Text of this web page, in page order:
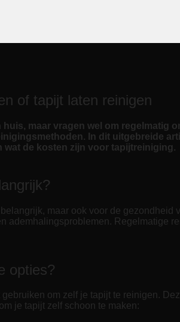
of tapijt laten reinigen
maar vragen wel om
In dit uitgebreide
wat de kosten zijn voor tapijtreiniging.
maar ook voor de
ademhalingsproblemen. Regelmatige
opties?
om zelf je tapijt te reinigen.
je tapijt zelf schoon te maken: